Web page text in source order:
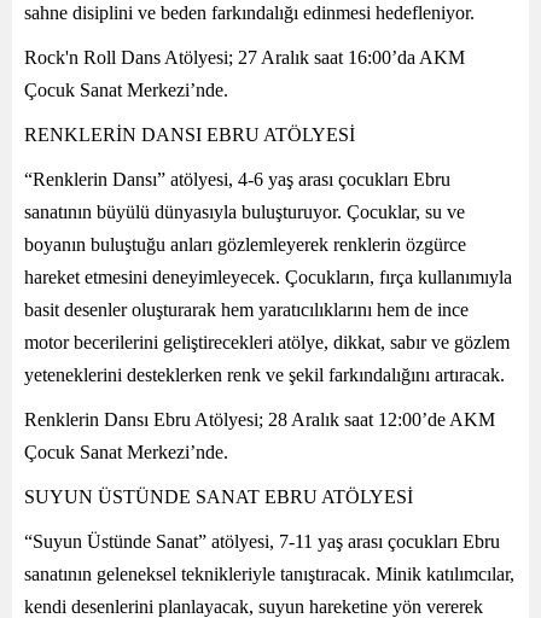
sahne disiplini ve beden farkındalığı edinmesi hedefleniyor.
Rock'n Roll Dans Atölyesi; 27 Aralık saat 16:00’da AKM
Çocuk Sanat Merkezi’nde.
RENKLERİN DANSI EBRU ATÖLYESİ
“Renklerin Dansı” atölyesi, 4-6 yaş arası çocukları Ebru
sanatının büyülü dünyasıyla buluşturuyor. Çocuklar, su ve
boyanın buluştuğu anları gözlemleyerek renklerin özgürce
hareket etmesini deneyimleyecek. Çocukların, fırça kullanımıyla
basit desenler oluşturarak hem yaratıcılıklarını hem de ince
motor becerilerini geliştirecekleri atölye, dikkat, sabır ve gözlem
yeteneklerini desteklerken renk ve şekil farkındalığını artıracak.
Renklerin Dansı Ebru Atölyesi; 28 Aralık saat 12:00’de AKM
Çocuk Sanat Merkezi’nde.
SUYUN ÜSTÜNDE SANAT EBRU ATÖLYESİ
“Suyun Üstünde Sanat” atölyesi, 7-11 yaş arası çocukları Ebru
sanatının geleneksel teknikleriyle tanıştıracak. Minik katılımcılar,
kendi desenlerini planlayacak, suyun hareketine yön vererek